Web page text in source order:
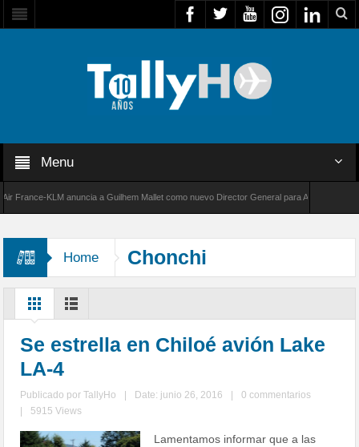
Menu
KLM anuncia a Guilhem Mallet como nuevo Director General para América Latina
Home Chonchi
Se estrella en Chiloé avión Lake
LA-4
Publicado porTallyHo Date: junio 26, 2016
0 commentarios
5915 Views
Lamentamos informar que a las